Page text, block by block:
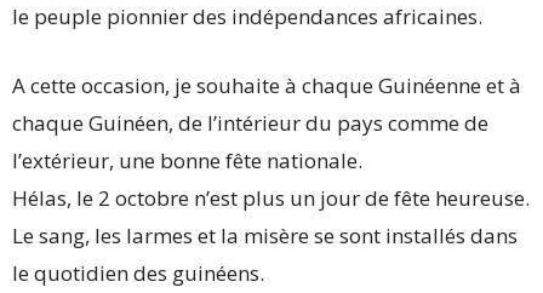
le peuple pionnier des indépendances africaines.
A cette occasion, je souhaite à chaque Guinéenne et à
chaque Guinéen, de l’intérieur du pays comme de
l’extérieur, une bonne fête nationale.
Hélas, le 2 octobre n’est plus un jour de fête heureuse.
Le sang, les larmes et la misère se sont installés dans
le quotidien des guinéens.